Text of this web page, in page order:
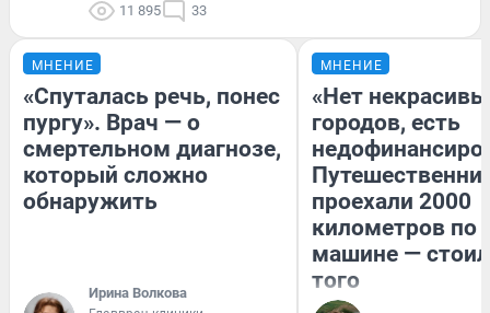
11 895 33
МНЕНИЕ
«Спуталась речь, понес
пургу». Врач — о
смертельном диагнозе,
который сложно
обнаружить
Ирина Волкова
МНЕНИЕ
«Нет
городов, есть
проехали 2000
километров по
машине —
того